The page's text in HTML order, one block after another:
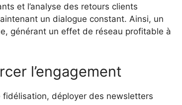
et l’analyse des retours clients
un dialogue constant. Ainsi, un
générant un effet de réseau profitable à
l’engagement
déployer des newsletters